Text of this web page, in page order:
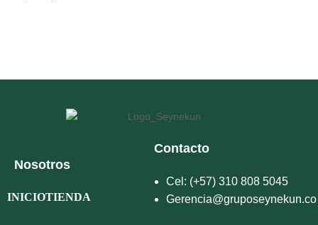
Nosotros
INICIOTIENDA
Contacto
Cel: (+57) 310 808 5045
Gerencia@gruposeynekun.co